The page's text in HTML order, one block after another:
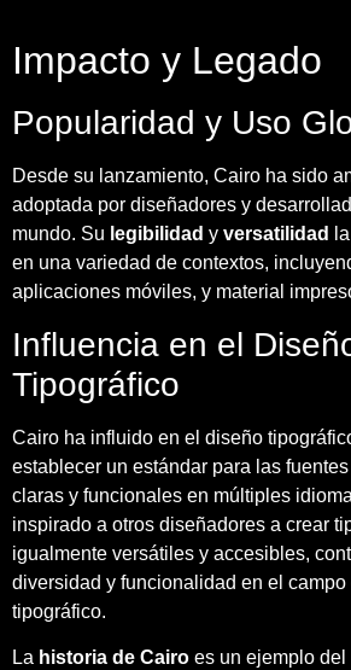
Impacto y Legado
Popularidad y Uso
Desde su lanzamiento, Cairo ha sido
adoptada por diseñadores y
mundo. Su legibilidad y versatilidad
en una variedad de contextos,
aplicaciones móviles, y material
Influencia en el
Tipográfico
Cairo ha influido en el diseño
establecer un estándar para las
claras y funcionales en múltiples
inspirado a otros diseñadores a crear
igualmente versátiles y accesibles,
diversidad y funcionalidad en el
tipográfico.
La historia de Cairo es un ejemplo